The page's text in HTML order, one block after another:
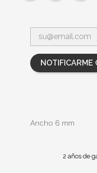
NOTIFICARME
Ancho 6 mm
2 años de